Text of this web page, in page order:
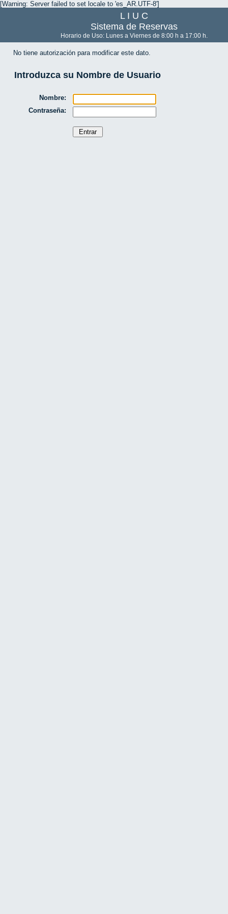
[Warning: Server failed to set locale to 'es_AR.UTF-8']
L I U C
Sistema de Reservas
Horario de Uso: Lunes a Viernes de 8:00 h a 17:00 h.
No tiene autorización para modificar este dato.
Introduzca su Nombre de Usuario
Nombre:
Contraseña: